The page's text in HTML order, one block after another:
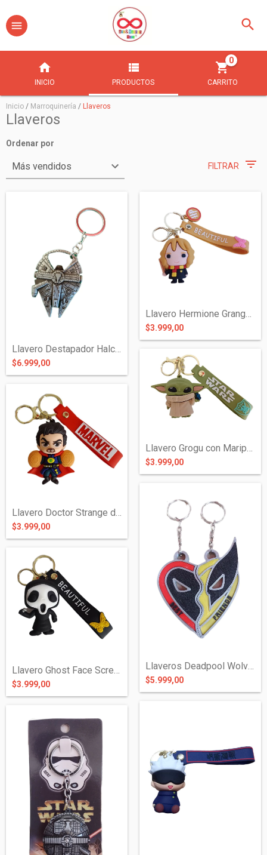
INICIO PRODUCTOS CARRITO
0
Inicio / Marroquinería / Llaveros
Llaveros
Ordenar por
FILTRAR
Llavero Destapador Halcón Milenario de M...
$6.999,00
Llavero Hermione Granger de Silicona - H...
$3.999,00
Llavero Doctor Strange de Silicona - Ave...
$3.999,00
Llavero Grogu con Mariposa de Silicona -...
$3.999,00
$3.999,00
Llaveros Deadpool Wolverine Best Friends...
$5.999,00